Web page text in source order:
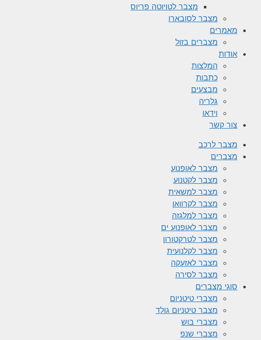
מצבר לטויוטה פריוס
מצבר לסובארו
מאמרים
מצברים בזול
אודות
המלצות
כתבות
מבצעים
גלריה
וידאו
צור קשר
מצבר לרכב
מצברים
מצבר לאופנוע
מצבר לקטנוע
מצבר למשאית
מצבר לקרוואן
מצבר למלגזה
מצבר לאופנוע ים
מצבר לטרקטורון
מצבר לקלנועית
מצבר לאזעקה
מצבר לסירה
סוגי מצברים
מצברי טיטניום
מצבר טיטניום גולד
מצברי בוש
מצברי שנפ